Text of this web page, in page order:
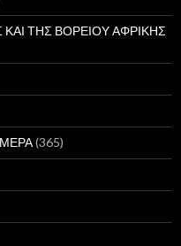
ΤΗΣ ΒΟΡΕΙΟΥ ΑΦΡΙΚΗΣ
(365)